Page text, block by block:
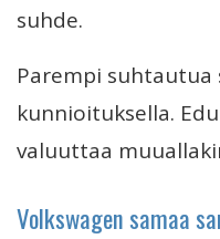
suhde.
Parempi
kunnioituksella.
valuuttaa
Volkswagen samaa